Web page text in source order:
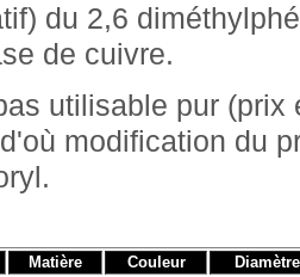
du 2,6
de cuivre.
utilisable pur (prix
modification du
Matière Couleur
Diamètre